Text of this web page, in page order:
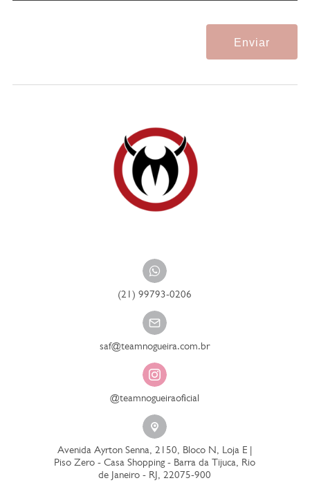
Enviar
(21) 99793-0206
saf@teamnogueira.com.br
@teamnogueiraoficial
Avenida Ayrton Senna, 2150, Bloco N, Loja E |
Piso Zero - Casa Shopping - Barra da Tijuca, Rio
de Janeiro - RJ, 22075-900